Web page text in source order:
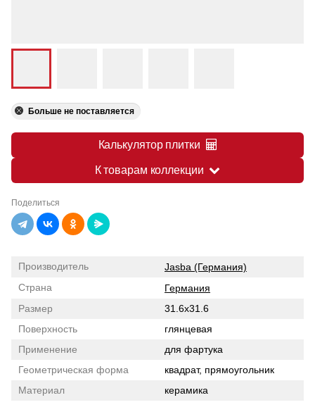
Больше не поставляется
Калькулятор плитки
К товарам коллекции
Поделиться
Производитель
Jasba (Германия)
Страна
Германия
Размер
31.6x31.6
Поверхность
глянцевая
Применение
для фартука
Геометрическая форма
квадрат, прямоугольник
Материал
керамика